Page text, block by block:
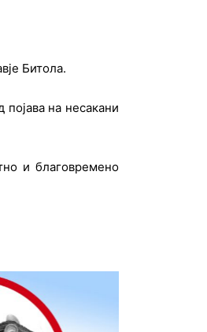
Битола.
на несакани
и благовремено